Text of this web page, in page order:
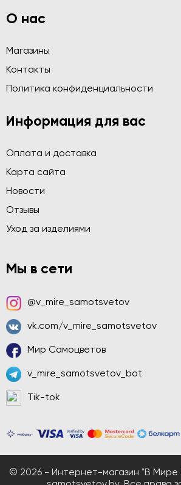
О нас
Магазины
Контакты
Политика конфиденциальности
Информация для вас
Оплата и доставка
Карта сайта
Новости
Отзывы
Уход за изделиями
Мы в сети
@v_mire_samotsvetov
vk.com/v_mire_samotsvetov
Мир Самоцветов
v_mire_samotsvetov_bot
Tik-tok
© 2026 - Интернет-магазин "В Мире